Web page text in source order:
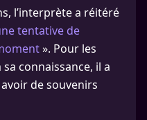
l’interprète a réitéré
tentative de
». Pour les
connaissance, il a
de souvenirs